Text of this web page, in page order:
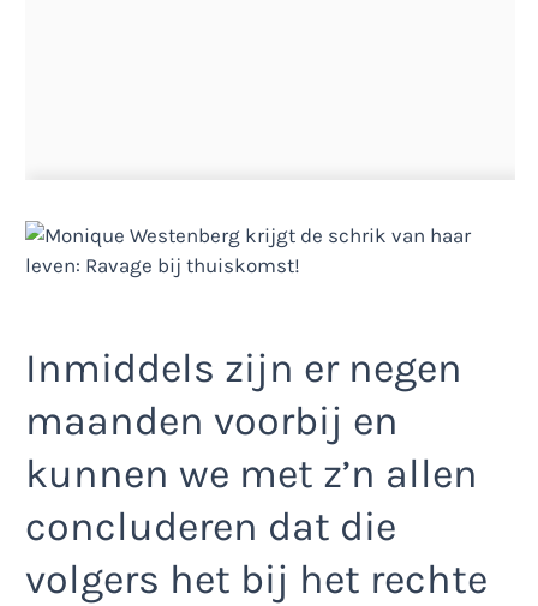
Inmiddels zijn er negen
maanden voorbij en
kunnen we met z’n allen
concluderen dat die
volgers het bij het rechte